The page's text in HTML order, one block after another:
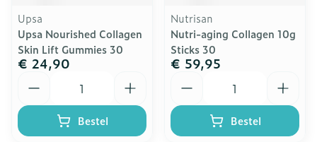
Upsa
Upsa Nourished Collagen
Skin Lift Gummies 30
€ 24,90
Bestel
Nutrisan
Nutri-aging Collagen 10g
Sticks 30
€ 59,95
Bestel